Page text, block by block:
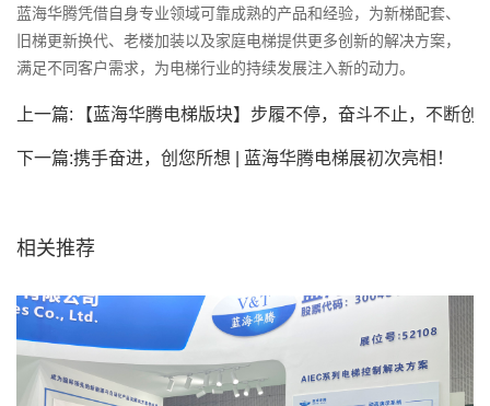
蓝海华腾凭借自身专业领域可靠成熟的产品和经验，为新梯配套、
旧梯更新换代、老楼加装以及家庭电梯提供更多创新的解决方案，
满足不同客户需求，为电梯行业的持续发展注入新的动力。
上一篇:
【蓝海华腾电梯版块】步履不停，奋斗不止，不断创
新，开创未来！
下一篇:携手奋进，创您所想 | 蓝海华腾电梯展初次亮相！
相关推荐